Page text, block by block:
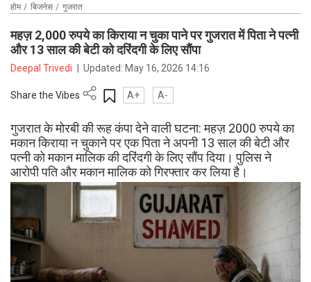
होम बिजनेस गुजरात
महज़ 2,000 रुपये का किराया न चुका पाने पर गुजरात में पिता ने पत्नी
और 13 साल की बेटी को दरिंदगी के लिए सौंपा
Deepal Trivedi Updated: May 16, 2026 14:16
Share the Vibes A+ A-
गुजरात के मोरबी की रूह कंपा देने वाली घटना: महज़ 2000 रुपये का
मकान किराया न चुकाने पर एक पिता ने अपनी 13 साल की बेटी और
पत्नी को मकान मालिक की दरिंदगी के लिए सौंप दिया। पुलिस ने
आरोपी पति और मकान मालिक को गिरफ्तार कर लिया है।